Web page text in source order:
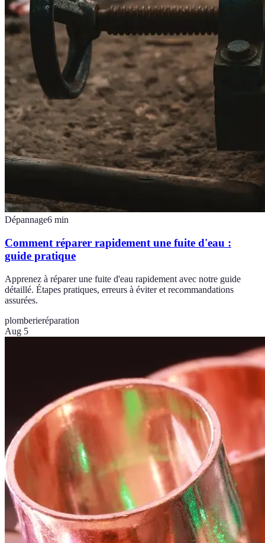
Dépannage6 min
Comment réparer rapidement une fuite d'eau :
guide pratique
Apprenez à réparer une fuite d'eau rapidement avec notre guide
détaillé. Étapes pratiques, erreurs à éviter et recommandations
assurées.
plomberieréparation
Aug 5